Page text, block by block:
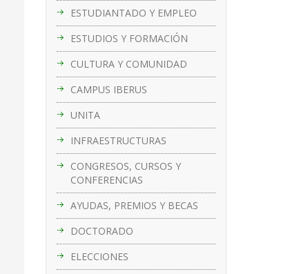
ESTUDIANTADO Y EMPLEO
ESTUDIOS Y FORMACIÓN
CULTURA Y COMUNIDAD
CAMPUS IBERUS
UNITA
INFRAESTRUCTURAS
CONGRESOS, CURSOS Y
CONFERENCIAS
AYUDAS, PREMIOS Y BECAS
DOCTORADO
ELECCIONES